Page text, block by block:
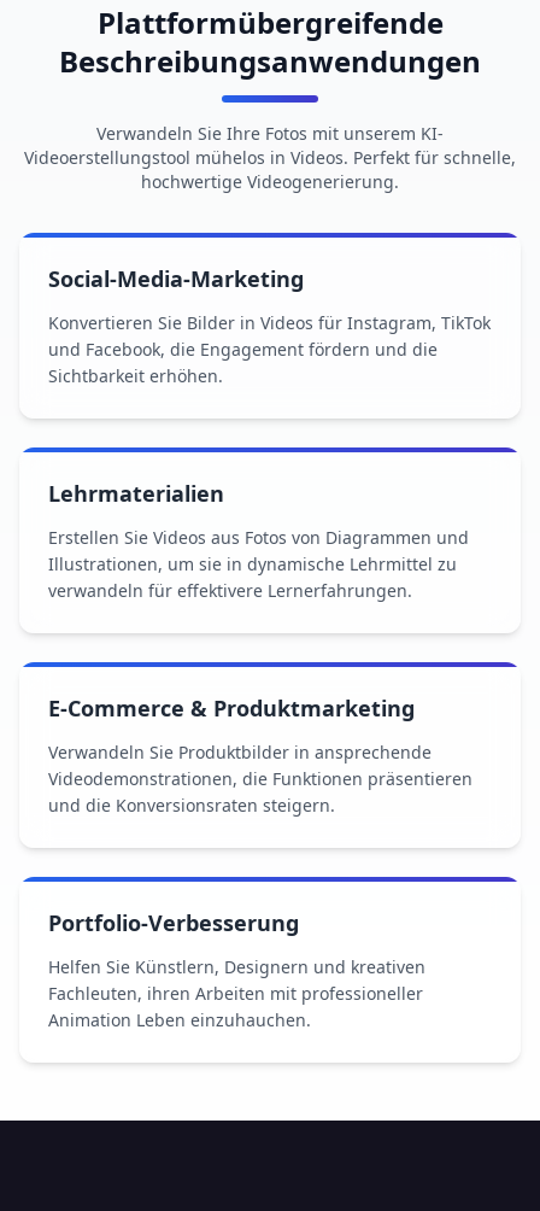
Plattformübergreifende
Beschreibungsanwendungen
Verwandeln Sie Ihre Fotos mit unserem KI-
Videoerstellungstool mühelos in Videos. Perfekt für schnelle,
hochwertige Videogenerierung.
Social-Media-Marketing
Konvertieren Sie Bilder in Videos für Instagram, TikTok
und Facebook, die Engagement fördern und die
Sichtbarkeit erhöhen.
Lehrmaterialien
Erstellen Sie Videos aus Fotos von Diagrammen und
Illustrationen, um sie in dynamische Lehrmittel zu
verwandeln für effektivere Lernerfahrungen.
E-Commerce & Produktmarketing
Verwandeln Sie Produktbilder in ansprechende
Videodemonstrationen, die Funktionen präsentieren
und die Konversionsraten steigern.
Portfolio-Verbesserung
Helfen Sie Künstlern, Designern und kreativen
Fachleuten, ihren Arbeiten mit professioneller
Animation Leben einzuhauchen.